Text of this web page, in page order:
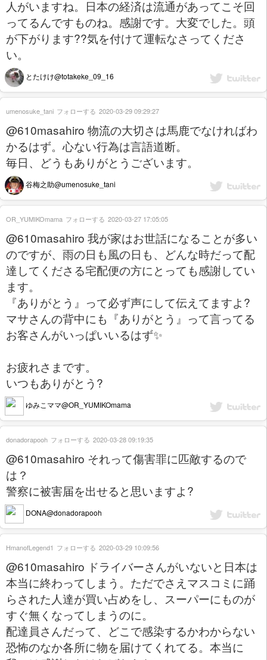
人がいますね。日本の経済は流通があってこそ回
ってるんですものね。感謝です。大変でした。頭
が下がります??気を付けて運転なさってくださ
い。
とたけけ@totakeke_09_16
@610masahiro 物流の大切さは馬鹿でなければわ
かるはず。心ない行為は言語道断。
毎日、どうもありがとうございます。
谷梅之助@umenosuke_tani
umenosuke_tani フォローする 2020-03-29 09:29:27
@610masahiro 我が家はお世話になることが多い
のですが、雨の日も風の日も、どんな時だって配
達してくださる宅配便の方にとっても感謝してい
ます。
『ありがとう』って必ず声にして伝えてますよ?
マサさんの背中にも『ありがとう』って言ってる
お客さんがいっぱいいるはず✨
お疲れさまです。
いつもありがとう?
ゆみこママ@OR_YUMIKOmama
OR_YUMIKOmama フォローする 2020-03-27 17:05:05
@610masahiro それって傷害罪に匹敵するので
は？
警察に被害届を出せると思いますよ?
DONA@donadorapooh
donadorapooh フォローする 2020-03-28 09:19:35
@610masahiro ドライバーさんがいないと日本は
本当に終わってしまう。ただでさえマスコミに踊
らされた人達が買い占めをし、スーパーにものが
すぐ無くなってしまうのに。
配達員さんだって、どこで感染するかわからない
恐怖のなか各所に物を届けてくれてる。本当に
HmanofLegend1 フォローする 2020-03-29 10:09:56